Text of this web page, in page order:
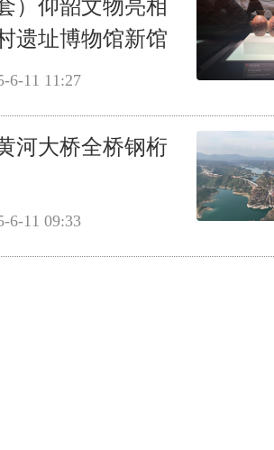
）仰韶文物亮相
遗址博物馆新馆
6-11 11:27
河大桥全桥钢桁
6-11 09:33